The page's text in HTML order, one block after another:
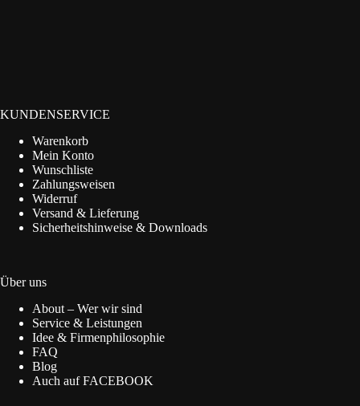
KUNDENSERVICE
Warenkorb
Mein Konto
Wunschliste
Zahlungsweisen
Widerruf
Versand & Lieferung
Sicherheitshinweise & Downloads
Über uns
About – Wer wir sind
Service & Leistungen
Idee & Firmenphilosophie
FAQ
Blog
Auch auf FACEBOOK